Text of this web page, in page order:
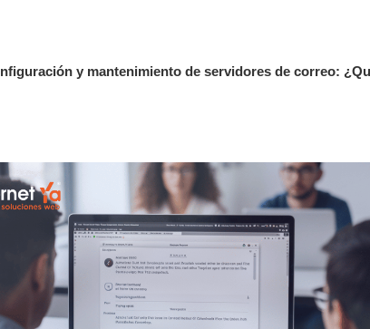
y mantenimiento de servidores de correo: